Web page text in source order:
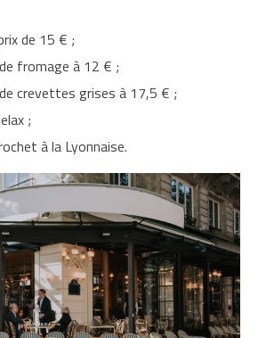
de 15 € ;
fromage à 12 € ;
crevettes grises à 17,5 € ;
;
à la Lyonnaise.